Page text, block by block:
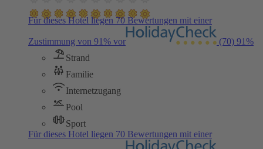
Für dieses Hotel liegen 70 Bewertungen mit einer
Zustimmung von 91% vor (70) 91%
Strand
Familie
Internetzugang
Pool
Sport
Für dieses Hotel liegen 70 Bewertungen mit einer